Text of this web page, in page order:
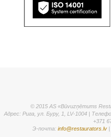
© 2015 AS «Būvuzņēmums
Адрес: Рига, ул. Буру, 1, LV-1004 |
+371
Э-почта: info@restaurators.lv